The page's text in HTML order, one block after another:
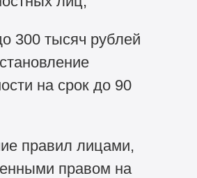
300 тысяч рублей
на срок до 90
правил лицами,
правом на